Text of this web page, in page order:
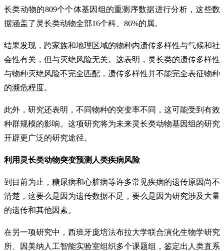
长类动物的809个个体基因组的重测序数据进行分析，这些数
据涵盖了灵长类动物全部16个科、86%的属。
结果发现，跨家族和地理区域的物种内遗传多样性与气候和社
会性有关，但与灭绝风险无关。这表明，灵长类的遗传多样性
与物种灭绝风险不完全匹配，遗传多样性并不能完全表征物种
的濒危程度。
此外，研究还表明，不同物种的突变率不同，这可能受到有效
种群规模的影响。这项研究将为未来灵长类动物基因组的研究
开辟更广泛的研究途径。
利用灵长类动物突变预测人类疾病风险
到目前为止，糖尿病和心脏病等许多常见疾病的遗传原因尚不
清楚，这要么是因为遗传数据不足，要么是因为研究涉及大量
的遗传和其他因素。
在另一项研究中，西班牙庞培法布拉大学联合演化生物学研究
所、因美纳人工智能实验室组织多个课题组，鉴定出人类直系